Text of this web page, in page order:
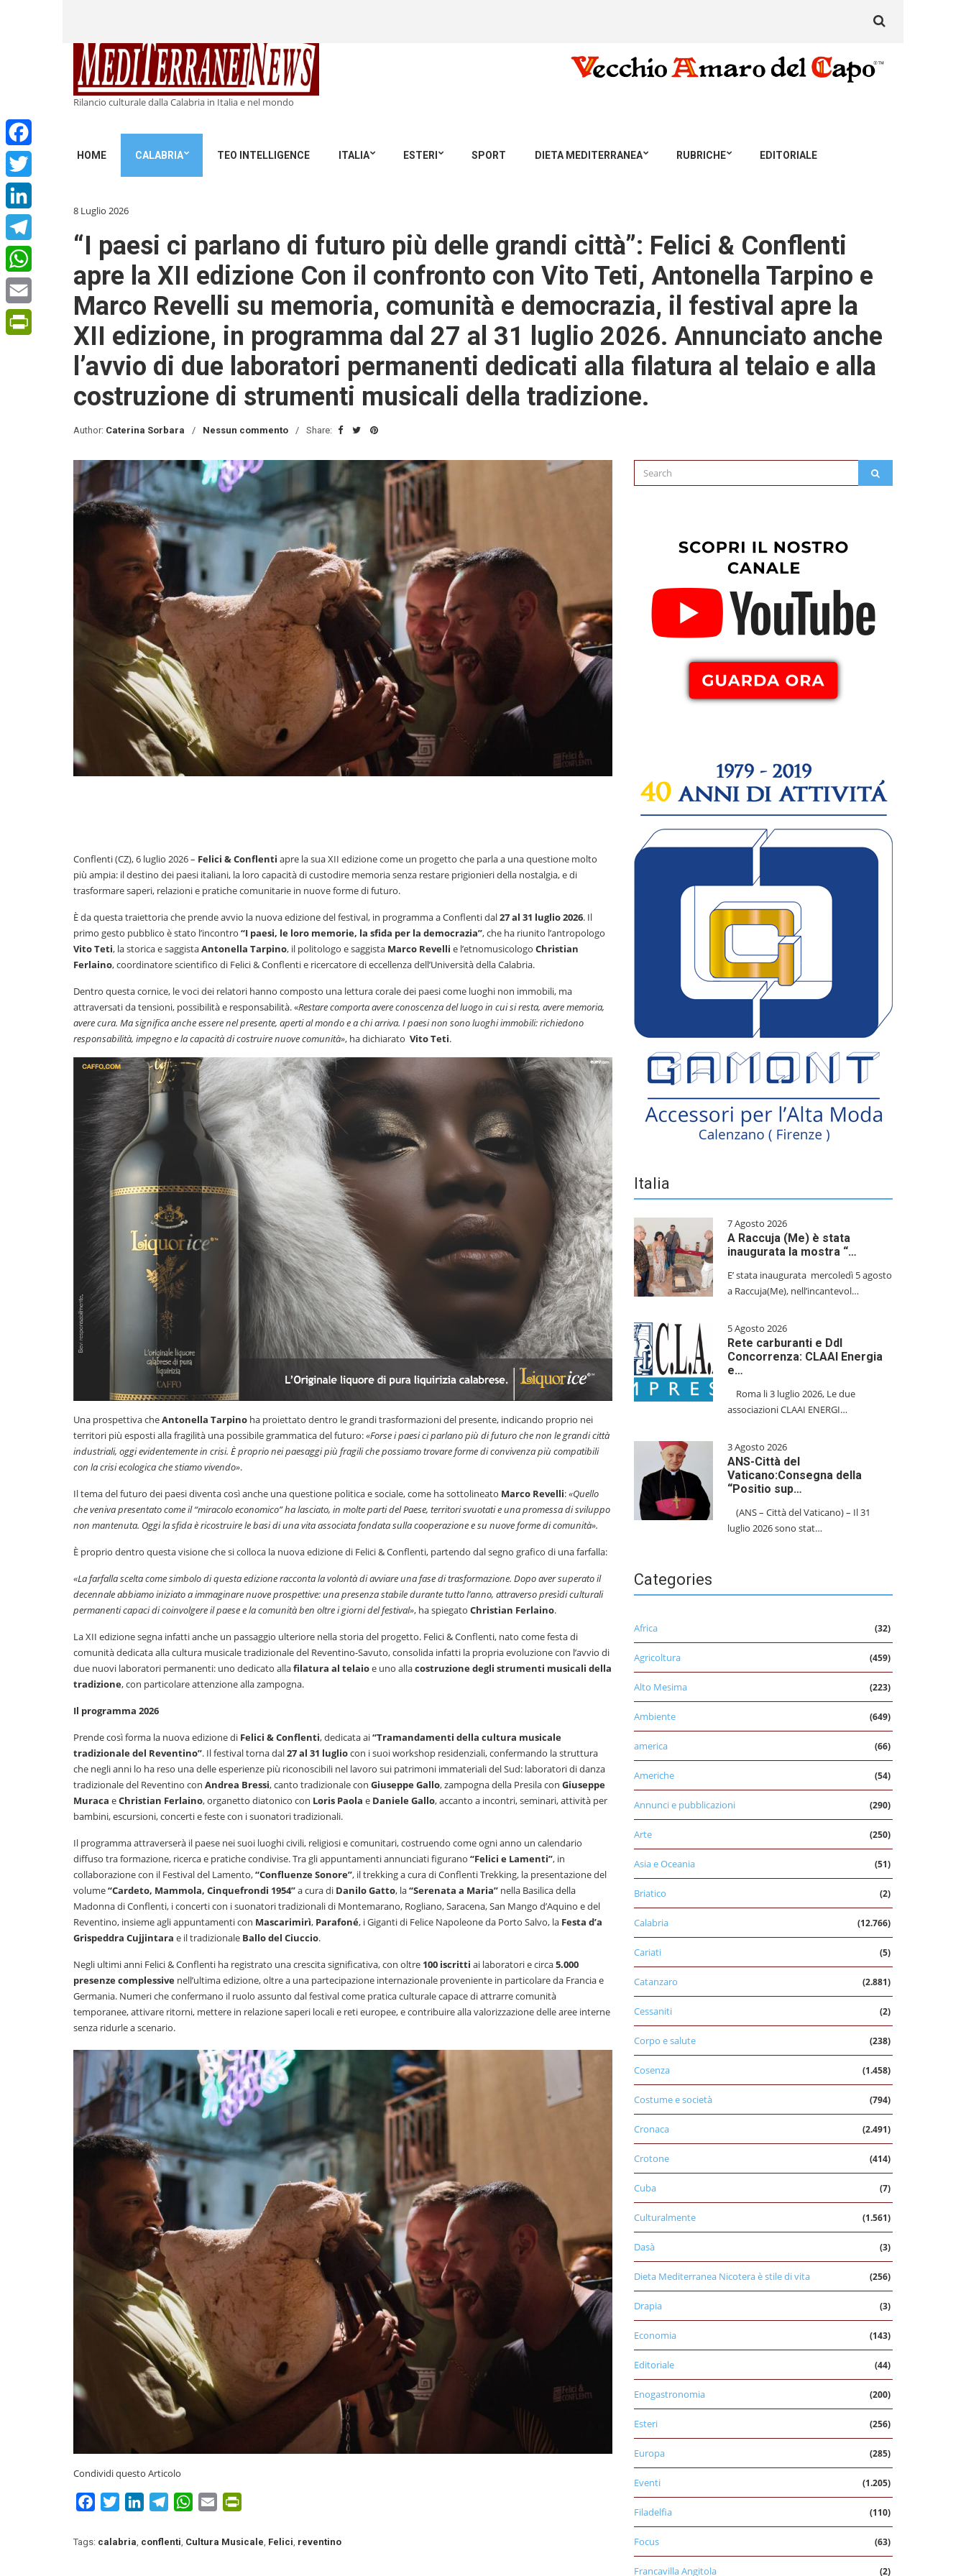
Rilancio culturale dalla Calabria in Italia e nel mondo
HOME CALABRIA TEO INTELLIGENCE ITALIA ESTERI SPORT DIETA MEDITERRANEA RUBRICHE EDITORIALE
for:
Facebook
Twitter
LinkedIn
Telegram
WhatsApp
Email
8 Luglio 2026
“I paesi ci parlano di futuro più delle grandi città”: Felici & Conflenti
apre la XII edizione Con il confronto con Vito Teti, Antonella Tarpino e
Marco Revelli su memoria, comunità e democrazia, il festival apre la
XII edizione, in programma dal 27 al 31 luglio 2026. Annunciato anche
l’avvio di due laboratori permanenti dedicati alla filatura al telaio e alla
costruzione di strumenti musicali della tradizione.
Author: Caterina Sorbara Nessun commento Share:
Conflenti (CZ), 6 luglio 2026 – Felici & Conflenti apre la sua XII edizione come un progetto che parla a una questione molto
più ampia: il destino dei paesi italiani, la loro capacità di custodire memoria senza restare prigionieri della nostalgia, e di
trasformare saperi, relazioni e pratiche comunitarie in nuove forme di futuro.
È da questa traiettoria che prende avvio la nuova edizione del festival, in programma a Conflenti dal27 al 31 luglio 2026. Il
primo gesto pubblico è stato l’incontro “I paesi, le loro memorie, la sfida per la democrazia”, che ha riunito l’antropologo
Vito Teti, la storica e saggistaAntonella Tarpino, il politologo e saggista Marco Revelli e l’etnomusicologo Christian
Ferlaino, coordinatore scientifico di Felici & Conflenti e ricercatore di eccellenza dell’Università della Calabria.
Dentro questa cornice, le voci dei relatori hanno composto una lettura corale dei paesi come luoghi non immobili, ma
attraversati da tensioni, possibilità e responsabilità. «Restare comporta avere conoscenza del luogo in cui si resta, avere memoria,
avere cura. Ma significa anche essere nel presente, aperti al mondo e a chi arriva. I paesi non sono luoghi immobili: richiedono
responsabilità, impegno e la capacità di costruire nuove comunità», ha dichiarato Vito Teti.
Una prospettiva cheAntonella Tarpino ha proiettato dentro le grandi trasformazioni del presente, indicando proprio nei
territori più esposti alla fragilità una possibile grammatica del futuro:«Forse i paesi ci parlano più di futuro che non le grandi città
industriali, oggi evidentemente in crisi. È proprio nei paesaggi più fragili che possiamo trovare forme di convivenza più compatibili
con la crisi ecologica che stiamo vivendo».
Il tema del futuro dei paesi diventa così anche una questione politica e sociale, come ha sottolineato Marco Revelli:«Quello
che veniva presentato come il “miracolo economico” ha lasciato, in molte parti del Paese, territori svuotati e una promessa di sviluppo
non mantenuta. Oggi la sfida è ricostruire le basi di una vita associata fondata sulla cooperazione e su nuove forme di comunità».
È proprio dentro questa visione che si colloca la nuova edizione di Felici & Conflenti, partendo dal segno grafico di una farfalla:
«La farfalla scelta come simbolo di questa edizione racconta la volontà di avviare una fase di trasformazione. Dopo aver superato il
decennale abbiamo iniziato a immaginare nuove prospettive: una presenza stabile durante tutto l’anno, attraverso presìdi culturali
permanenti capaci di coinvolgere il paese e la comunità ben oltre i giorni del festival», ha spiegato Christian Ferlaino.
La XII edizione segna infatti anche un passaggio ulteriore nella storia del progetto. Felici & Conflenti, nato come festa di
comunità dedicata alla cultura musicale tradizionale del Reventino-Savuto, consolida infatti la propria evoluzione con l’avvio di
due nuovi laboratori permanenti: uno dedicato allafilatura al telaioe uno allacostruzione degli strumenti musicali della
tradizione, con particolare attenzione alla zampogna.
Il programma 2026
Prende così forma la nuova edizione di Felici & Conflenti, dedicata ai“Tramandamenti della cultura musicale
tradizionale del Reventino”. Il festival torna dal27 al 31 lugliocon i suoi workshop residenziali, confermando la struttura
che negli anni lo ha reso una delle esperienze più riconoscibili nel lavoro sui patrimoni immateriali del Sud: laboratori di danza
tradizionale del Reventino con Andrea Bressi, canto tradizionale con Giuseppe Gallo, zampogna della Presila con Giuseppe
Muraca eChristian Ferlaino, organetto diatonico con Loris Paola e Daniele Gallo, accanto a incontri, seminari, attività per
bambini, escursioni, concerti e feste con i suonatori tradizionali.
Il programma attraverserà il paese nei suoi luoghi civili, religiosi e comunitari, costruendo come ogni anno un calendario
diffuso tra formazione, ricerca e pratiche condivise. Tra gli appuntamenti annunciati figurano “Felici e Lamenti”, in
collaborazione con il Festival del Lamento,“Confluenze Sonore”, il trekking a cura di Conflenti Trekking, la presentazione del
volume“Cardeto, Mammola, Cinquefrondi 1954”a cura di Danilo Gatto, la“Serenata a Maria” nella Basilica della
Madonna di Conflenti, i concerti con i suonatori tradizionali di Montemarano, Rogliano, Saracena, San Mango d’Aquino e del
Reventino, insieme agli appuntamenti con Mascarimirì, Parafoné, i Giganti di Felice Napoleone da Porto Salvo, la Festa d’a
Grispeddra Cujjintara e il tradizionale Ballo del Ciuccio.
Negli ultimi anni Felici & Conflenti ha registrato una crescita significativa, con oltre 100 iscritti ai laboratori e circa5.000
presenze complessive nell’ultima edizione, oltre a una partecipazione internazionale proveniente in particolare da Francia e
Germania. Numeri che confermano il ruolo assunto dal festival come pratica culturale capace di attrarre comunità
temporanee, attivare ritorni, mettere in relazione saperi locali e reti europee, e contribuire alla valorizzazione delle aree interne
senza ridurle a scenario.
Condividi questo Articolo
FacebookTwitterLinkedInTelegramWhatsApp
Email
Tags: calabria, conflenti, Cultura Musicale, Felici, reventino
Search
for:
Italia
7 Agosto 2026
A Raccuja (Me) è stata
inaugurata la mostra “…
E’ stata inaugurata mercoledì 5 agosto
a Raccuja(Me), nell’incantevol…
5 Agosto 2026
Rete carburanti e Ddl
Concorrenza: CLAAI Energia
e…
​Roma li 3 luglio 2026, Le due
associazioni CLAAI ENERGI…
3 Agosto 2026
ANS-Città del
Vaticano:Consegna della
“Positio sup…
(ANS – Città del Vaticano) – Il 31
luglio 2026 sono stat…
Categories
Africa (32)
Agricoltura (459)
Alto Mesima (223)
Ambiente (649)
america (66)
Americhe (54)
Annunci e pubblicazioni (290)
Arte (250)
Asia e Oceania (51)
Briatico (2)
Calabria (12.766)
Cariati (5)
Catanzaro (2.881)
Cessaniti (2)
Corpo e salute (238)
Cosenza (1.458)
Costume e società (794)
Cronaca (2.491)
Crotone (414)
Cuba (7)
Culturalmente (1.561)
Dasà (3)
Dieta Mediterranea Nicotera è stile di vita (256)
Drapia (3)
Economia (143)
Editoriale (44)
Enogastronomia (200)
Esteri (256)
Europa (285)
Eventi (1.205)
Filadelfia (110)
Focus (63)
Francavilla Angitola (2)